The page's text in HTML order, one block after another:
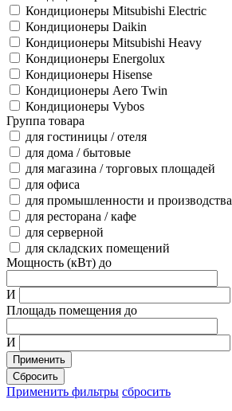
Кондиционеры Mitsubishi Electric
Кондиционеры Daikin
Кондиционеры Mitsubishi Heavy
Кондиционеры Energolux
Кондиционеры Hisense
Кондиционеры Aero Twin
Кондиционеры Vybos
Группа товара
для гостиницы / отеля
для дома / бытовые
для магазина / торговых площадей
для офиса
для промышленности и производства
для ресторана / кафе
для серверной
для складских помещений
Мощность (кВт) до
И
Площадь помещения до
И
Применить
Сбросить
Применить фильтры сбросить